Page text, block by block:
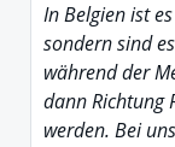
In Belgien ist
sondern sind
während der
dann Richtung
werden. Bei